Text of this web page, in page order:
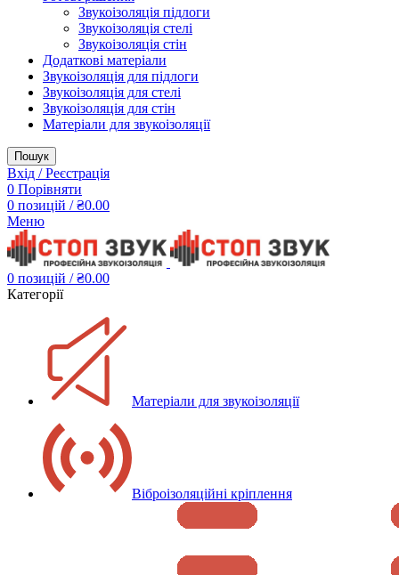
Звукоізоляція підлоги
Звукоізоляція стелі
Звукоізоляція стін
Додаткові матеріали
Звукоізоляція для підлоги
Звукоізоляція для стелі
Звукоізоляція для стін
Матеріали для звукоізоляції
Пошук
Вхід / Реєстрація
0 Порівняти
0 позицій / ₴0.00
Меню
0 позицій / ₴0.00
Категорії
Матеріали для звукоізоляції
Віброізоляційні кріплення